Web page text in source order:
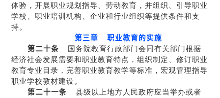
体验，开展职业规划指导、劳动教育，并组织、引导职业
学校、职业培训机构、企业和行业组织等提供条件和支
持。
第三章 职业教育的实施
第二十条 国务院教育行政部门会同有关部门根据
经济社会发展需要和职业教育特点，组织制定、修订职业
教育专业目录，完善职业教育教学等标准，宏观管理指导
职业学校教材建设。
第二十一条 县级以上地方人民政府应当举办或者